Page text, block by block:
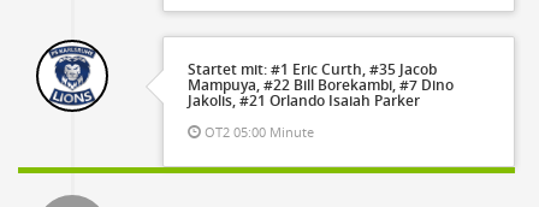
Startet mit: #1 Eric Curth, #35 Jacob
Mampuya, #22 Bill Borekambi, #7 Dino
Jakolis, #21 Orlando Isaiah Parker
OT2 05:00 Minute